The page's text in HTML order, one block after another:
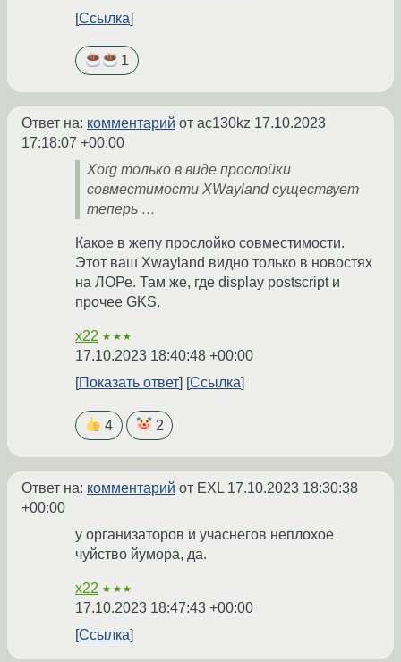
Ссылка
1
Ответ на: комментарий от ac130kz 17.10.2023
17:18:07 +00:00
Xorg только в виде прослойки
совместимости XWayland существует
теперь …
Какое в жепу прослойко совместимости.
Этот ваш Xwayland видно только в новостях
на ЛОРе. Там же, где display postscript и
прочее GKS.
x22 ★★★
17.10.2023 18:40:48 +00:00
Показать ответ
Ссылка
4 2
Ответ на: комментарий от EXL 17.10.2023 18:30:38
+00:00
у организаторов и учаснегов неплохое
чуйство йумора, да.
x22 ★★★
17.10.2023 18:47:43 +00:00
Ссылка